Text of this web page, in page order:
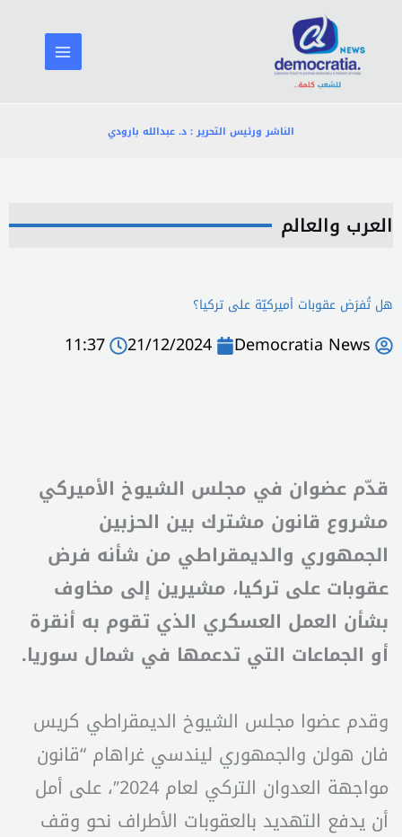
المحتوى
الناشر ورئيس التحرير : د. عبدالله بارودي
العرب والعالم
هل تُفرَض عقوبات أميركيّة على تركيا؟
Democratia News
21/12/2024
11:37
قدّم عضوان في مجلس الشيوخ الأميركي
مشروع قانون مشترك بين الحزبين
الجمهوري والديمقراطي من شأنه فرض
عقوبات على تركيا، مشيرين إلى مخاوف
بشأن العمل العسكري الذي تقوم به أنقرة
أو الجماعات التي تدعمها في شمال سوريا.
وقدم عضوا مجلس الشيوخ الديمقراطي كريس
فان هولن والجمهوري ليندسي غراهام “قانون
مواجهة العدوان التركي لعام 2024″، على أمل
أن يدفع التهديد بالعقوبات الأطراف نحو وقف